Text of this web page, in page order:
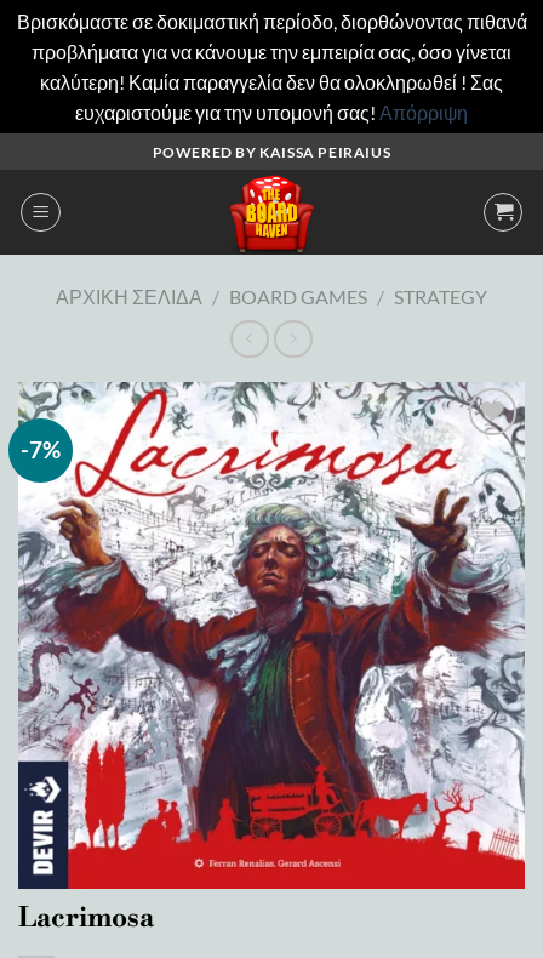
Βρισκόμαστε σε δοκιμαστική περίοδο, διορθώνοντας πιθανά
προβλήματα για να κάνουμε την εμπειρία σας, όσο γίνεται
καλύτερη! Καμία παραγγελία δεν θα ολοκληρωθεί ! Σας
ευχαριστούμε για την υπομονή σας! Απόρριψη
περιεχόμενο
POWERED BY KAISSA PEIRAIUS
ΑΡΧΙΚΉ ΣΕΛΊΔΑ / BOARD GAMES / STRATEGY
-7%
Add to
wishlist
Lacrimosa